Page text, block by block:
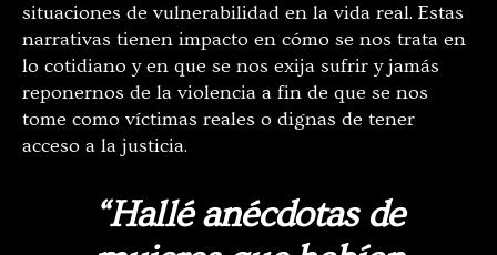
situaciones de vulnerabilidad en la vida real. Estas
narrativas tienen impacto en cómo se nos trata en
lo cotidiano y en que se nos exija sufrir y jamás
reponernos de la violencia a fin de que se nos
tome como víctimas reales o dignas de tener
acceso a la justicia.
“Hallé anécdotas de